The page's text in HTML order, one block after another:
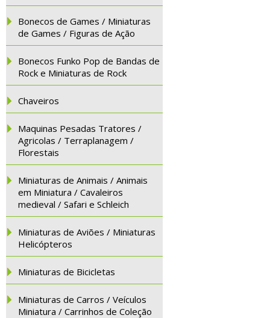
Bonecos de Games / Miniaturas
de Games / Figuras de Ação
Bonecos Funko Pop de Bandas de
Rock e Miniaturas de Rock
Chaveiros
Maquinas Pesadas Tratores /
Agricolas / Terraplanagem /
Florestais
Miniaturas de Animais / Animais
em Miniatura / Cavaleiros
medieval / Safari e Schleich
Miniaturas de Aviões / Miniaturas
Helicópteros
Miniaturas de Bicicletas
Miniaturas de Carros / Veículos
Miniatura / Carrinhos de Coleção